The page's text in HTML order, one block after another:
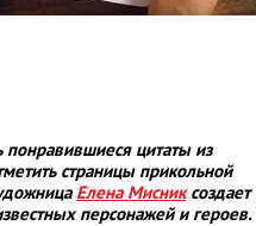
цитаты из
страницы прикольной
Елена Мисниксоздает
персонажей и героев.